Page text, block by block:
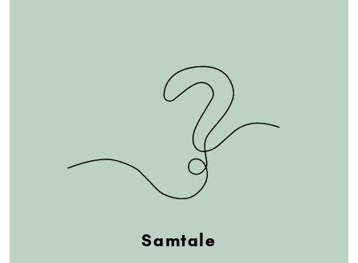
Samtale